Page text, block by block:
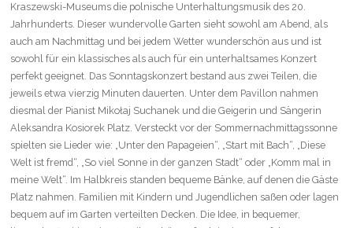
Kraszewski-Museums die polnische Unterhaltungsmusik des 20.
Jahrhunderts. Dieser wundervolle Garten sieht sowohl am Abend, als
auch am Nachmittag und bei jedem Wetter wunderschön aus und ist
sowohl für ein klassisches als auch für ein unterhaltsames Konzert
perfekt geeignet. Das Sonntagskonzert bestand aus zwei Teilen, die
jeweils etwa vierzig Minuten dauerten. Unter dem Pavillon nahmen
diesmal der Pianist Mikołaj Suchanek und die Geigerin und Sängerin
Aleksandra Kosiorek Platz. Versteckt vor der Sommernachmittagssonne
spielten sie Lieder wie: „Unter den Papageien“, „Start mit Bach“, „Diese
Welt ist fremd“, „So viel Sonne in der ganzen Stadt“ oder „Komm mal in
meine Welt“. Im Halbkreis standen bequeme Bänke, auf denen die Gäste
Platz nahmen. Familien mit Kindern und Jugendlichen saßen oder lagen
bequem auf im Garten verteilten Decken. Die Idee, in bequemer,